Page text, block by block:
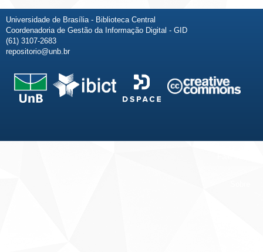
Universidade de Brasília - Biblioteca Central
Coordenadoria de Gestão da Informação Digital - GID
(61) 3107-2683
repositorio@unb.br